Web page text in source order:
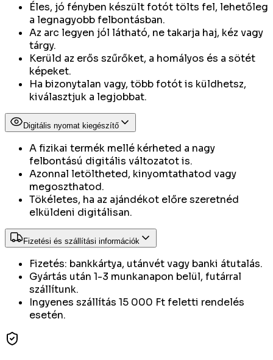
Éles, jó fényben készült fotót tölts fel, lehetőleg
a legnagyobb felbontásban.
Az arc legyen jól látható, ne takarja haj, kéz vagy
tárgy.
Kerüld az erős szűrőket, a homályos és a sötét
képeket.
Ha bizonytalan vagy, több fotót is küldhetsz,
kiválasztjuk a legjobbat.
Digitális nyomat kiegészítő
A fizikai termék mellé kérheted a nagy
felbontású digitális változatot is.
Azonnal letöltheted, kinyomtathatod vagy
megoszthatod.
Tökéletes, ha az ajándékot előre szeretnéd
elküldeni digitálisan.
Fizetési és szállítási információk
Fizetés: bankkártya, utánvét vagy banki átutalás.
Gyártás után 1-3 munkanapon belül, futárral
szállítunk.
Ingyenes szállítás 15 000 Ft feletti rendelés
esetén.